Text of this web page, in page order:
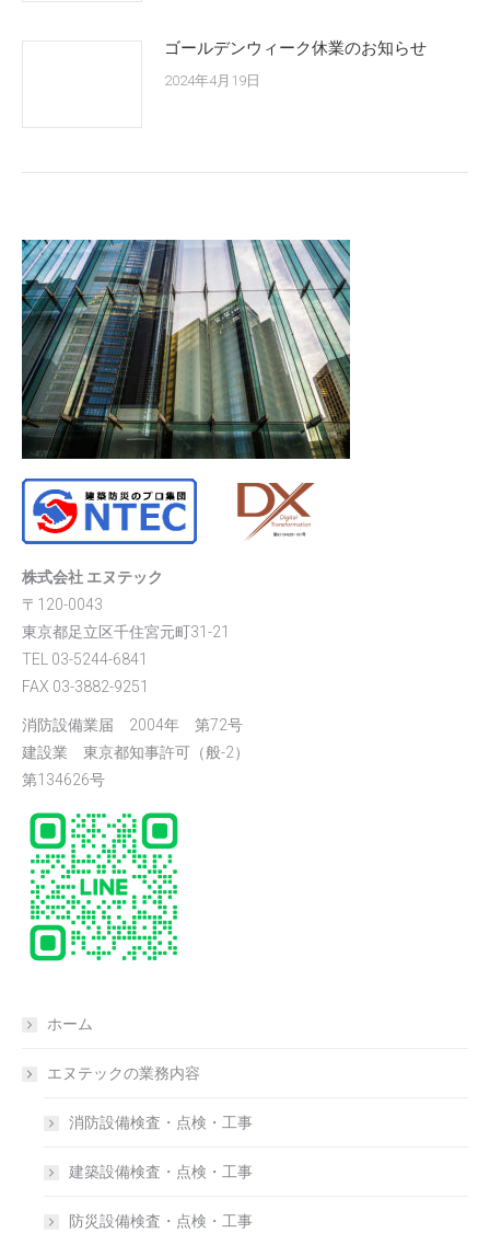
ゴールデンウィーク休業のお知らせ
2024年4月19日
株式会社 エヌテック
〒120-0043
東京都足立区千住宮元町31-21
TEL 03-5244-6841
FAX 03-3882-9251
消防設備業届 2004年 第72号
建設業 東京都知事許可（般-2）
第134626号
ホーム
エヌテックの業務内容
消防設備検査・点検・工事
建築設備検査・点検・工事
防災設備検査・点検・工事